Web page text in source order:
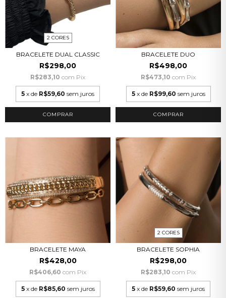
2 CORES
BRACELETE DUAL CLASSIC
R$298,00
R$283,10 com Pix
5 x de R$59,60 sem juros
COMPRAR
BRACELETE DUO
R$498,00
R$473,10 com Pix
5 x de R$99,60 sem juros
BRACELETE MAYA
R$428,00
R$406,60 com Pix
5 x de R$85,60 sem juros
2 CORES
BRACELETE SOPHIA
R$298,00
R$283,10 com Pix
5 x de R$59,60 sem juros